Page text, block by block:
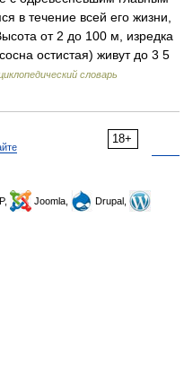
в течение всей его жизни,
от 2 до 100 м, изредка
остистая) живут до 3 5
словарь
18+
Joomla,
Drupal,